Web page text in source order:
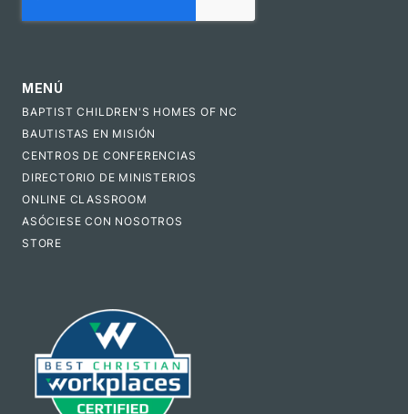
MENÚ
BAPTIST CHILDREN'S HOMES OF NC
BAUTISTAS EN MISIÓN
CENTROS DE CONFERENCIAS
DIRECTORIO DE MINISTERIOS
ONLINE CLASSROOM
ASÓCIESE CON NOSOTROS
STORE